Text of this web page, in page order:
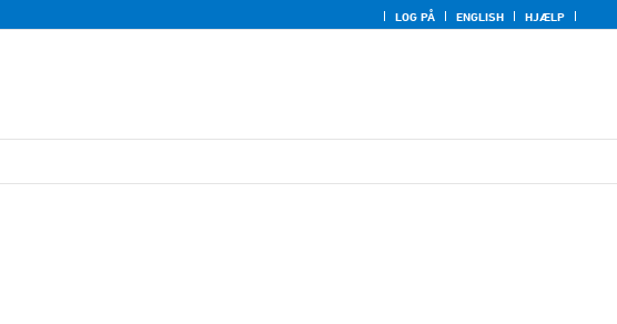
LOG PÅ ENGLISH HJÆLP